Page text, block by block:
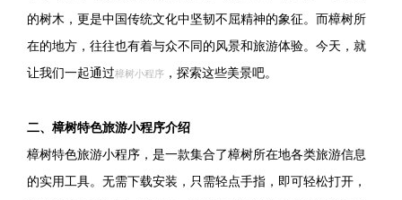
的树木，更是中国传统文化中坚韧不屈精神的象征。而樟树所
在的地方，往往也有着与众不同的风景和旅游体验。今天，就
让我们一起通过樟树小程序 ，探索这些美景吧。
二、樟树特色旅游小程序介绍
樟树特色旅游小程序，是一款集合了樟树所在地各类旅游信息
的实用工具。无需下载安装，只需轻点手指，即可轻松打开，